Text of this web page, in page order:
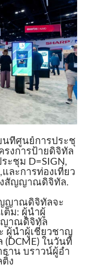
นที่ศูนย์การประชุ
รงการป้ายดิจิทัล
ะชุม D=SIGN,
ละการท่องเที่ยว
งสัญญาณดิจิทัล.
ญาณดิจิทัลจะ
ต็ม: ผู้นําผู้
ญาณดิจิทัล
ผู้นําผู้เชี่ยวชาญ
ในวันที่
าน บราวน์ผู้อํา
ง